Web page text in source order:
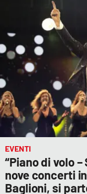
Leggendo Alvaro
Imprese Di Calabria
Le perfidie di
Venti di
STREAMING
LaC Network
EVENTI
“Piano di volo
nove concerti
Baglioni, si